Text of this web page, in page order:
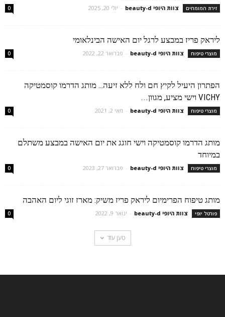
זירת המומחים צוות היופי beauty-d - יולי 20, 2025 0
ליראק פריז במבצע לרגל יום האישה הבינלאומי
מוצרי טיפוח צוות היופי beauty-d - פברואר 22, 2022 0
הפתרון היעיל לקיץ חם ולח ללא זיעה… מותג הדרמו קוסמטיקה
VICHY וישי מציע, מגוון...
מוצרי טיפוח צוות היופי beauty-d - מאי 2, 2021 0
מותג הדרמו קוסמטיקה וישי חוגג את יום האישה במבצע משתלם
במיוחד
מוצרי טיפוח צוות היופי beauty-d - פברואר 27, 2023 0
מותג טיפוח הפרימיום ליראק פריז משיק: מארז זוגי ליום האהבה
פורטל יופי צוות היופי beauty-d - ינואר 9, 2022 0
טען עוד